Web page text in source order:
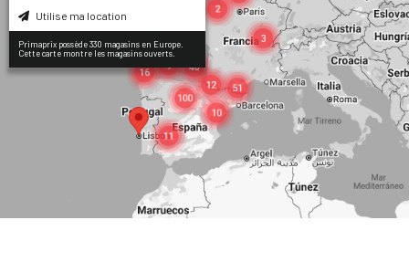
Utilise ma location
Primaprix possède 330 magasins en Europe.
Cette carte montre les magasins ouverts.